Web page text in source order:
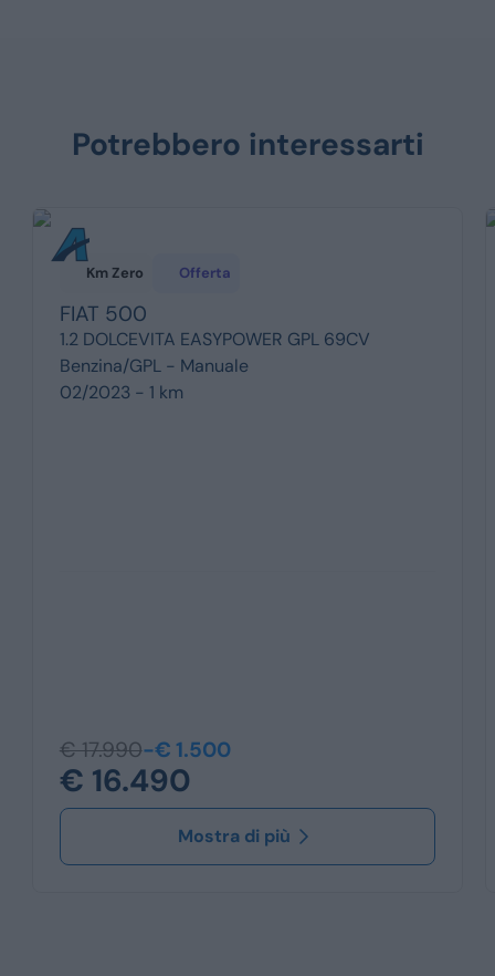
Potrebbero interessarti
Km Zero Offerta
FIAT 500
1.2 DOLCEVITA EASYPOWER GPL 69CV
Benzina/GPL - Manuale
02/2023 - 1 km
€ 17.990-€ 1.500
€ 16.490
Mostra di più